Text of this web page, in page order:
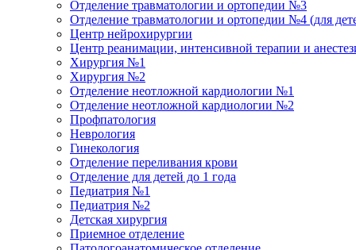
Отделение травматологии и ортопедии №3
Отделение травматологии и ортопедии №4 (для
Центр нейрохирургии
Центр реанимации, интенсивной терапии и
Хирургия №1
Хирургия №2
Отделение неотложной кардиологии №1
Отделение неотложной кардиологии №2
Профпатология
Неврология
Гинекология
Отделение переливания крови
Отделение для детей до 1 года
Педиатрия №1
Педиатрия №2
Детская хирургия
Приемное отделение